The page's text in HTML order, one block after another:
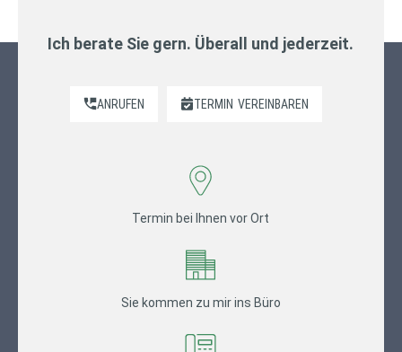
Ich berate Sie gern. Überall und jederzeit.
ANRUFEN TERMIN VEREINBAREN
Termin bei Ihnen vor Ort
Sie kommen zu mir ins Büro